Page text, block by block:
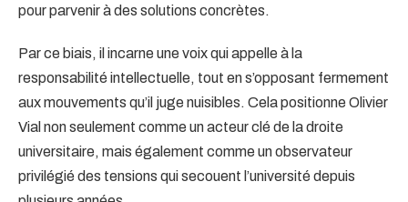
pour parvenir à des solutions concrètes.
Par ce biais, il incarne une voix qui appelle à la
responsabilité intellectuelle, tout en s’opposant fermement
aux mouvements qu’il juge nuisibles. Cela positionne Olivier
Vial non seulement comme un acteur clé de la droite
universitaire, mais également comme un observateur
privilégié des tensions qui secouent l’université depuis